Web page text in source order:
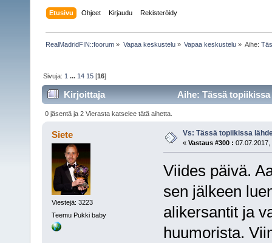
Etusivu Ohjeet Kirjaudu Rekisteröidy
RealMadridFIN::foorum » Vapaa keskustelu» Vapaa keskustelu» Aihe:
Sivuja: 1 ... 14 15 [16]
Kirjoittaja Aihe: Tässä
0 jäsentä ja 2 Vierasta katselee tätä aihetta.
Siete
Viestejä: 3223
Teemu Pukki baby
Vs: Tässä topiikissa
« Vastaus #300 : 07.07.2017,
Viides päivä.
sen jälkeen
alikersantit ja
huumorista.